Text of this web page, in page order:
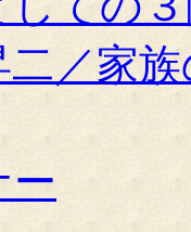
二／家
ー